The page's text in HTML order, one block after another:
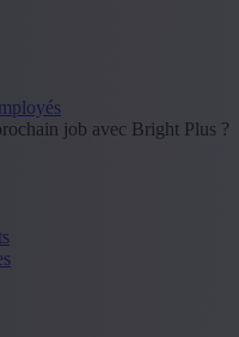
job avec Bright Plus ?